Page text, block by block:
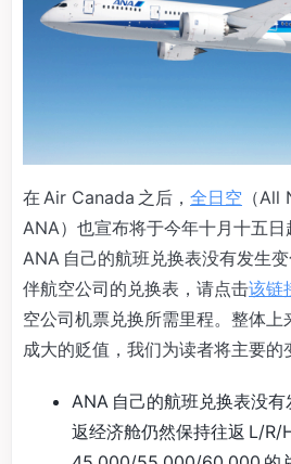
在 Air Canada 之后， 全日空 （
ANA）也宣布将于今年十月十五日
ANA 自己的航班兑换表没有发生
伴航空公司的兑换表，请点击该链
空公司机票兑换所需里程。整体上
成大的贬值，我们为读者将主要的
ANA 自己的航班兑换表没
返经济舱仍然保持往返 L/R/